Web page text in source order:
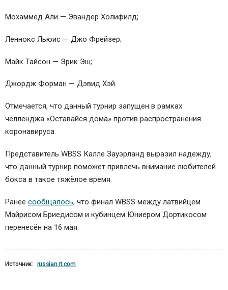
Мохаммед Али — Эвандер Холифилд;
Леннокс Льюис — Джо Фрейзер;
Майк Тайсон — Эрик Эш;
Джордж Форман — Дэвид Хэй.
Отмечается, что данный турнир запущен в рамках
челленджа «Оставайся дома» против распространения
коронавируса.
Представитель WBSS Калле Зауэрланд выразил надежду,
что данный турнир поможет привлечь внимание любителей
бокса в такое тяжёлое время.
Ранее сообщалось, что финал WBSS между латвийцем
Майрисом Бриедисом и кубинцем Юниером Дортикосом
перенесён на 16 мая.
Источник: russian.rt.com